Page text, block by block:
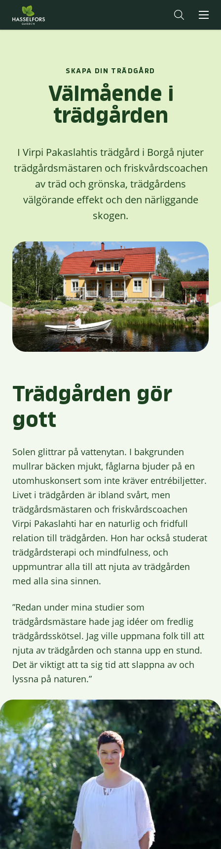
SKAPA DIN TRÄDGÅRD
Välmående i
trädgården
I Virpi Pakaslahtis trädgård i Borgå njuter
trädgårdsmästaren och friskvårdscoachen
av träd och grönska, trädgårdens
välgörande effekt och den närliggande
skogen.
Trädgården gör
gott
Solen glittrar på vattenytan. I bakgrunden
mullrar bäcken mjukt, fåglarna bjuder på en
utomhuskonsert som inte kräver entrébiljetter.
Livet i trädgården är ibland svårt, men
trädgårdsmästaren och friskvårdscoachen
Virpi Pakaslahti har en naturlig och fridfull
relation till trädgården. Hon har också studerat
trädgårdsterapi och mindfulness, och
uppmuntrar alla till att njuta av trädgården
med alla sina sinnen.
”Redan under mina studier som
trädgårdsmästare hade jag idéer om fredlig
trädgårdsskötsel. Jag ville uppmana folk till att
njuta av trädgården och stanna upp en stund.
Det är viktigt att ta sig tid att slappna av och
lyssna på naturen.”